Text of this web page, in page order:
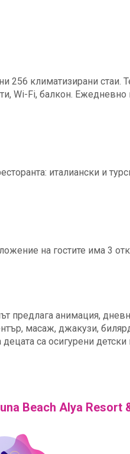
256 климатизирани стаи.
Wi-Fi, балкон. Ежедневно
италиански и
на гостите има 3
предлага анимация,
масаж, джакузи,
са осигурени детски
Beach Alya Resort